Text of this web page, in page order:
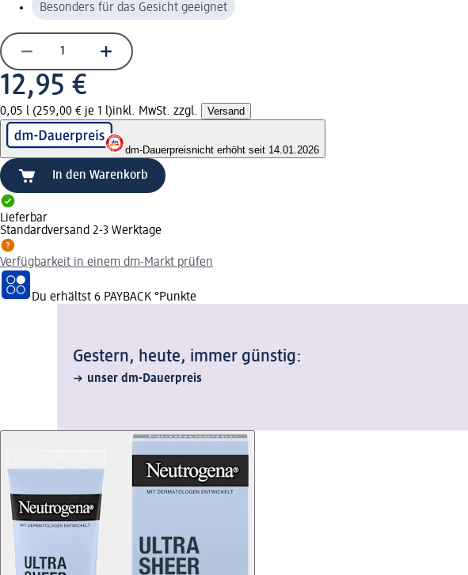
Besonders für das Gesicht geeignet
12,95 €
0,05 l (259,00 € je 1 l)inkl. MwSt. zzgl. Versand
dm-Dauerpreisnicht erhöht seit 14.01.2026
In den Warenkorb
Lieferbar
Standardversand 2-3 Werktage
Verfügbarkeit in einem dm-Markt prüfen
Du erhältst 6 PAYBACK °Punkte
Gestern, heute, immer günstig:
unser dm-Dauerpreis